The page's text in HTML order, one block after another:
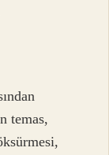
temas,